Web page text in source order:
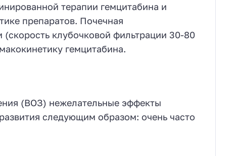
терапии гемцитабина и
препаратов. Почечная
(скорость клубочковой фильтрации 30-80
гемцитабина.
(ВОЗ) нежелательные эффекты
следующим образом: очень часто